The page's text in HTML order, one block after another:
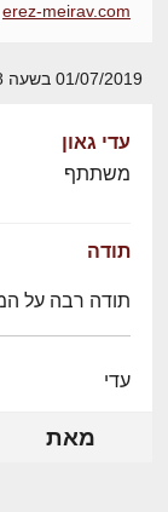
erez-meirav.com
01/07/2019 בשעה 15:48
עדי גאון
משתתף
תודה
תודה רבה על
עדי
מאת